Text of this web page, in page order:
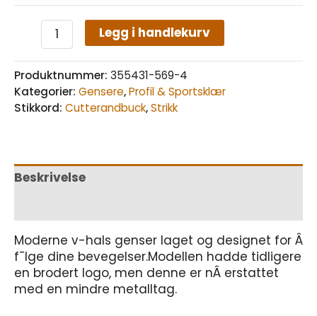
Legg i handlekurv
Produktnummer: 355431-569-4
Kategorier: Gensere,Profil & Sportsklær
Stikkord: Cutterandbuck,Strikk
Beskrivelse
Moderne v-hals genser laget og designet for Â
f¯lge dine bevegelser.Modellen hadde tidligere
en brodert logo, men denne er nÂ erstattet
med en mindre metalltag.